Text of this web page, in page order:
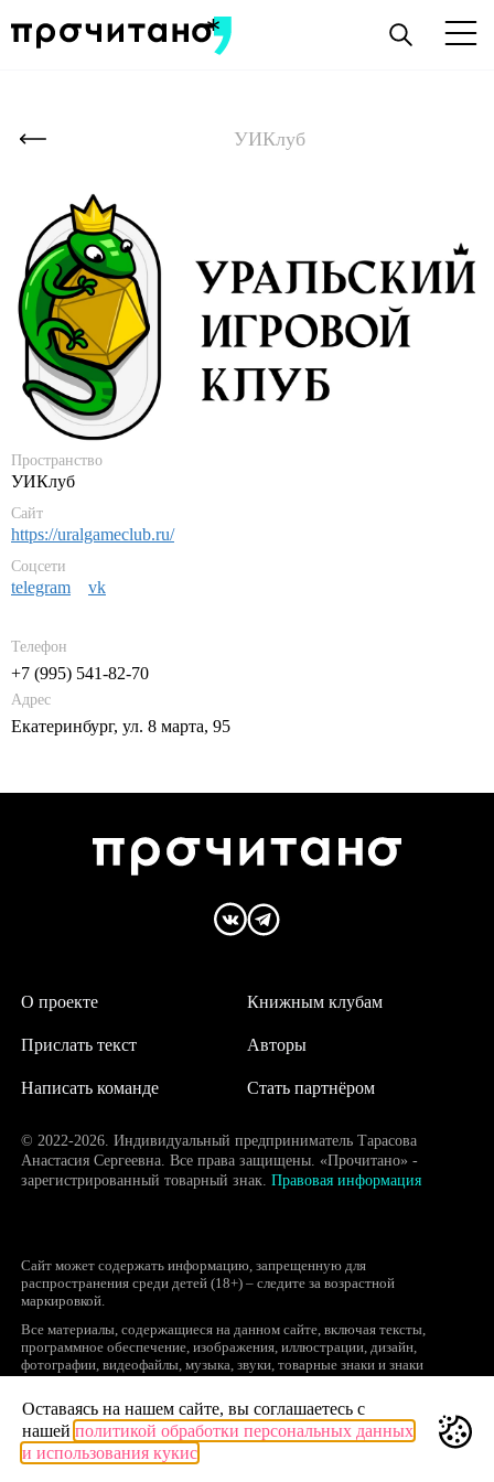
УИКлуб
Пространство
УИКлуб
Сайт
https://uralgameclub.ru/
Соцсети
telegram vk
Адрес
Екатеринбург, ул. 8 марта, 95
Телефон
+7 (995) 541-82-70
О проекте
Написать команде
Авторы
Прислать текст
Книжным клубам
Стать партнёром
© 2022-2026. Индивидуальный предприниматель Тарасова
Анастасия Сергеевна. Все права защищены. «Прочитано» -
зарегистрированный товарный знак. Правовая информация
Сайт может содержать информацию, запрещенную для
распространения среди детей (18+) – следите за возрастной
маркировкой.
Все материалы, содержащиеся на данном сайте, включая тексты,
программное обеспечение, изображения, иллюстрации, дизайн,
фотографии, видеофайлы, музыка, звуки, товарные знаки и знаки
объектами интеллектуальной собственности, исключительные права на
использование которых принадлежат правообладателям.
Запрещается полное или частичное копирование и распространение (в
том числе, путем воспроизведения и размещения на других сайтах и
Оставаясь на нашем сайте, вы соглашаетесь с
нашей политикой обработки персональных данных
и использования кукис